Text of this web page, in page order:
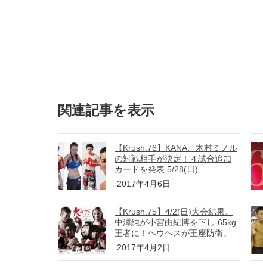
関連記事を表示
【Krush.76】KANA、木村ミノル
の対戦相手が決定！４試合追加
カードを発表 5/28(日)
2017年4月6日
【Krush.75】4/2(日)大会結果。
中澤純が小宮由紀博を下し-65kg
王者に！ヘウヘスが王座防衛。
2017年4月2日